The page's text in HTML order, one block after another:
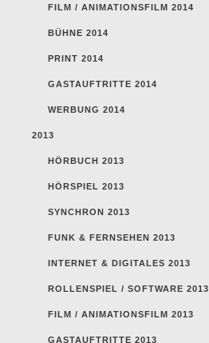
FILM / ANIMATIONSFILM 2014
BÜHNE 2014
PRINT 2014
GASTAUFTRITTE 2014
WERBUNG 2014
2013
HÖRBUCH 2013
HÖRSPIEL 2013
SYNCHRON 2013
FUNK & FERNSEHEN 2013
INTERNET & DIGITALES 2013
ROLLENSPIEL / SOFTWARE 2013
FILM / ANIMATIONSFILM 2013
GASTAUFTRITTE 2013